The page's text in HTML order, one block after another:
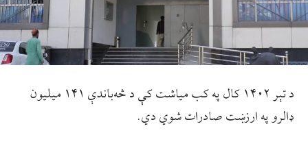
د تېر ۱۴۰۲ کال په کب مياشت کې د څه‌باندې ۱۴۱ میلیون
ډالرو په ارزښت صادرات شوي دي.